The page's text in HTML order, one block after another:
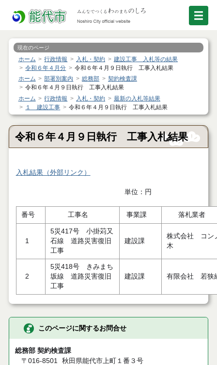
現在のページ
ホーム 行政情報 入札・契約
建設工事 入札等の結果
令和６年４月分
令和６年４月９日執行 工事入札結果
ホーム
部署別案内 総務部
契約検査課
令和６年４月９日執行 工事入札結果
ホーム
行政情報 入札・契約
最新の入札等結果
１ 建設工事
令和６年４月９日執行 工事入札結果
令和６年４月９日執行 工事入札結果
入札結果（外部リンク）
単位：円
番号 工事名 事業課 落札業者
1
5災417号 小掛苅又
石線 道路災害復旧
工事
建設課
株式会社 コン
木
2
5災418号 きみまち
坂線 道路災害復旧
工事
建設課 有限会社 若狭
このページに関するお問合せ
総務部 契約検査課
〒016-8501 秋田県能代市上町１番３号